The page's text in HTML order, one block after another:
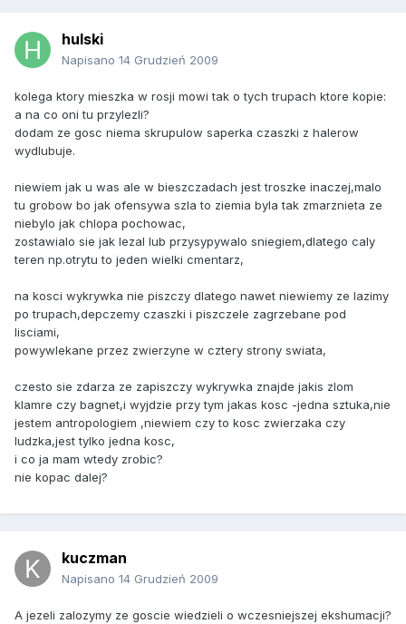
hulski
Napisano 14 Grudzień 2009
kolega ktory mieszka w rosji mowi tak o tych trupach ktore kopie:
a na co oni tu przylezli?
dodam ze gosc niema skrupulow saperka czaszki z halerow
wydlubuje.
niewiem jak u was ale w bieszczadach jest troszke inaczej,malo
tu grobow bo jak ofensywa szla to ziemia byla tak zmarznieta ze
niebylo jak chlopa pochowac,
zostawialo sie jak lezal lub przysypywalo sniegiem,dlatego caly
teren np.otrytu to jeden wielki cmentarz,
na kosci wykrywka nie piszczy dlatego nawet niewiemy ze lazimy
po trupach,depczemy czaszki i piszczele zagrzebane pod
lisciami,
powywlekane przez zwierzyne w cztery strony swiata,
czesto sie zdarza ze zapiszczy wykrywka znajde jakis zlom
klamre czy bagnet,i wyjdzie przy tym jakas kosc -jedna sztuka,nie
jestem antropologiem ,niewiem czy to kosc zwierzaka czy
ludzka,jest tylko jedna kosc,
i co ja mam wtedy zrobic?
nie kopac dalej?
kuczman
Napisano 14 Grudzień 2009
A jezeli zalozymy ze goscie wiedzieli o wczesniejszej ekshumacji?